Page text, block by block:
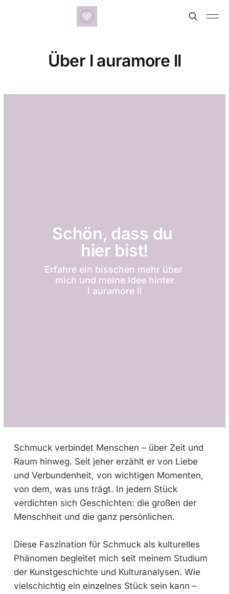
Über l auramore ll
Schön, dass du
hier bist!
Erfahre ein bisschen mehr über
mich und meine Idee hinter
l auramore ll
Schmuck verbindet Menschen – über Zeit und
Raum hinweg. Seit jeher erzählt er von Liebe
und Verbundenheit, von wichtigen Momenten,
von dem, was uns trägt. In jedem Stück
verdichten sich Geschichten: die großen der
Menschheit und die ganz persönlichen.
Diese Faszination für Schmuck als kulturelles
Phänomen begleitet mich seit meinem Studium
der Kunstgeschichte und Kulturanalysen. Wie
vielschichtig ein einzelnes Stück sein kann –